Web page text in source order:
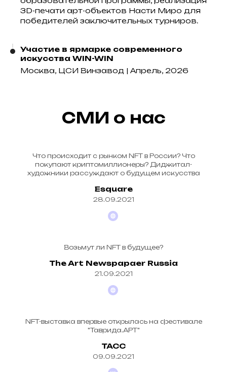
3D-печати арт-объектов Насти Миро для
победителей заключительных турниров.
Участие в ярмарке современного
искусства WIN-WIN
Москва, ЦСИ Винзавод | Апрель, 2026
СМИ о нас
Что происходит с рынком NFT в России? Что
покупают криптомиллионеры? Диджитал-
художники рассуждают о будущем искусства
Esquare
28.09.2021
Возьмут ли NFT в будущее?
The Art Newspapaer Russia
21.09.2021
NFT-выставка впервые открылась на фестивале
"Таврида.АРТ"
ТАСС
09.09.2021